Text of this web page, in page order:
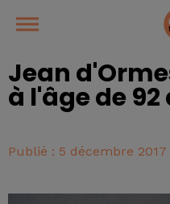
Jean
à l'âge de 92
Publié : 5 décembre